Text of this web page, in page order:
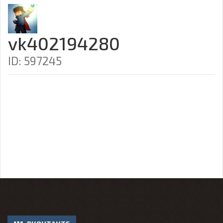
vk402194280
ID: 597245